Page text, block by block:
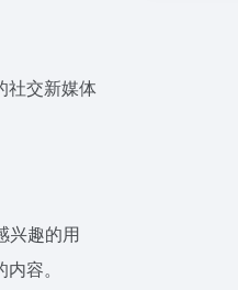
社交新媒体
兴趣的用
容。